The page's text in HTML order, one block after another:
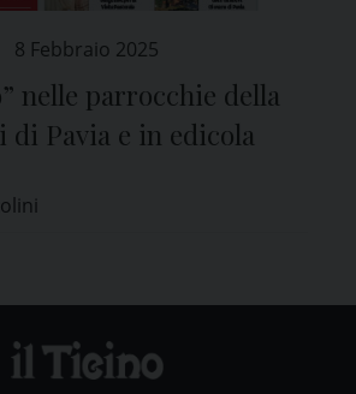
8 Febbraio 2025
nelle parrocchie della
di Pavia e in edicola